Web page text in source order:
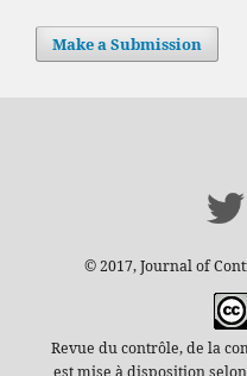
Make a Submission
© 2017, Journal of
Revue du contrôle, de la
est mise à disposition